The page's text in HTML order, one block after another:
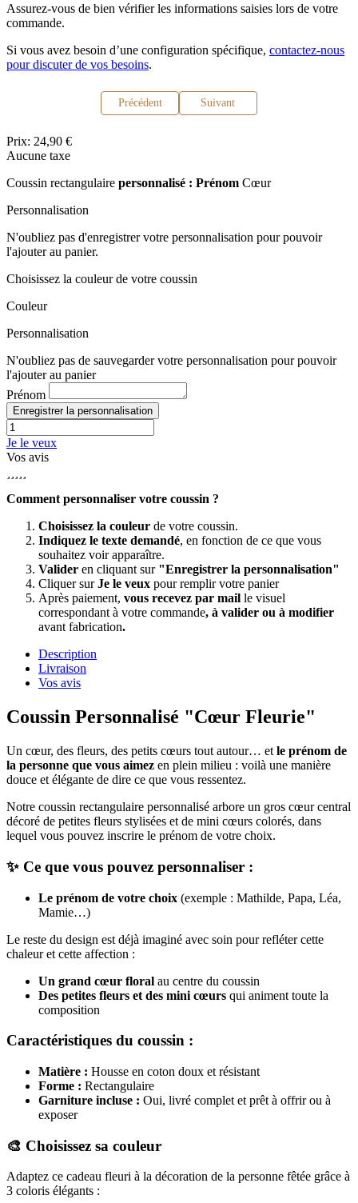
Assurez-vous de bien vérifier les informations saisies lors de votre
commande.
Si vous avez besoin d’une configuration spécifique, contactez-nous
pour discuter de vos besoins.
Précédent Suivant
Prix: 24,90 €
Aucune taxe
Coussin rectangulaire personnalisé : Prénom Cœur
Personnalisation
N'oubliez pas d'enregistrer votre personnalisation pour pouvoir
l'ajouter au panier.
Choisissez la couleur de votre coussin
Couleur
Personnalisation
N'oubliez pas de sauvegarder votre personnalisation pour pouvoir
l'ajouter au panier
Prénom
Enregistrer la personnalisation
Je le veux
Vos avis
Comment personnaliser votre coussin ?
Choisissez la couleur de votre coussin.
Indiquez le texte demandé, en fonction de ce que vous
souhaitez voir apparaître.
Valider en cliquant sur "Enregistrer la personnalisation"
Cliquer surJe le veux pour remplir votre panier
Après paiement, vous recevez par mail le visuel
correspondant à votre commande, à valider ou à modifier
avant fabrication.
Description
Livraison
Vos avis
Coussin Personnalisé "Cœur Fleurie"
Un cœur, des fleurs, des petits cœurs tout autour… et le prénom de
la personne que vous aimez en plein milieu : voilà une manière
douce et élégante de dire ce que vous ressentez.
Notre coussin rectangulaire personnalisé arbore un gros cœur central
décoré de petites fleurs stylisées et de mini cœurs colorés, dans
lequel vous pouvez inscrire le prénom de votre choix.
✨ Ce que vous pouvez personnaliser :
Le prénom de votre choix (exemple : Mathilde, Papa, Léa,
Mamie…)
Le reste du design est déjà imaginé avec soin pour refléter cette
chaleur et cette affection :
Un grand cœur floral au centre du coussin
Des petites fleurs et des mini cœurs qui animent toute la
composition
Caractéristiques du coussin :
Matière : Housse en coton doux et résistant
Forme : Rectangulaire
Garniture incluse : Oui, livré complet et prêt à offrir ou à
exposer
🎨 Choisissez sa couleur
Adaptez ce cadeau fleuri à la décoration de la personne fêtée grâce à
3 coloris élégants :